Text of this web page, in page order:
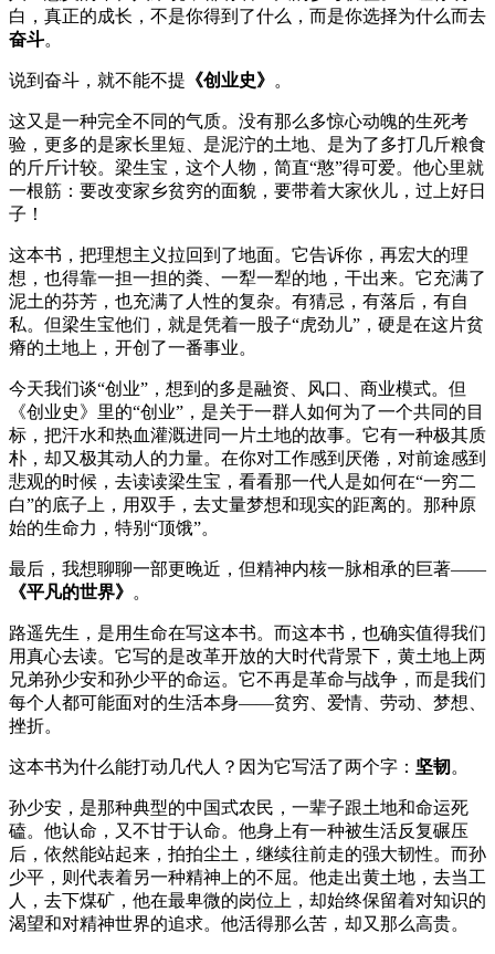
白，真正的成长，不是你得到了什么，而是你选择为什么而去
奋斗。
说到奋斗，就不能不提 《创业史》 。
这又是一种完全不同的气质。没有那么多惊心动魄的生死考
验，更多的是家长里短、是泥泞的土地、是为了多打几斤粮食
的斤斤计较。梁生宝，这个人物，简直“憨”得可爱。他心里就
一根筋：要改变家乡贫穷的面貌，要带着大家伙儿，过上好日
子！
这本书，把理想主义拉回到了地面。它告诉你，再宏大的理
想，也得靠一担一担的粪、一犁一犁的地，干出来。它充满了
泥土的芬芳，也充满了人性的复杂。有猜忌，有落后，有自
私。但梁生宝他们，就是凭着一股子“虎劲儿”，硬是在这片贫
瘠的土地上，开创了一番事业。
今天我们谈“创业”，想到的多是融资、风口、商业模式。但
《创业史》里的“创业”，是关于一群人如何为了一个共同的目
标，把汗水和热血灌溉进同一片土地的故事。它有一种极其质
朴，却又极其动人的力量。在你对工作感到厌倦，对前途感到
悲观的时候，去读读梁生宝，看看那一代人是如何在“一穷二
白”的底子上，用双手，去丈量梦想和现实的距离的。那种原
始的生命力，特别“顶饿”。
最后，我想聊聊一部更晚近，但精神内核一脉相承的巨著——
《平凡的世界》 。
路遥先生，是用生命在写这本书。而这本书，也确实值得我们
用真心去读。它写的是改革开放的大时代背景下，黄土地上两
兄弟孙少安和孙少平的命运。它不再是革命与战争，而是我们
每个人都可能面对的生活本身——贫穷、爱情、劳动、梦想、
挫折。
这本书为什么能打动几代人？因为它写活了两个字： 坚韧 。
孙少安，是那种典型的中国式农民，一辈子跟土地和命运死
磕。他认命，又不甘于认命。他身上有一种被生活反复碾压
后，依然能站起来，拍拍尘土，继续往前走的强大韧性。而孙
少平，则代表着另一种精神上的不屈。他走出黄土地，去当工
人，去下煤矿，他在最卑微的岗位上，却始终保留着对知识的
渴望和对精神世界的追求。他活得那么苦，却又那么高贵。